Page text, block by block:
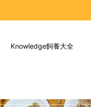
Knowledge飼養大全